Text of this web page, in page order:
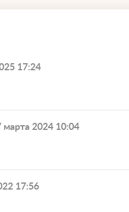
17:24
марта 2024 10:04
17:56